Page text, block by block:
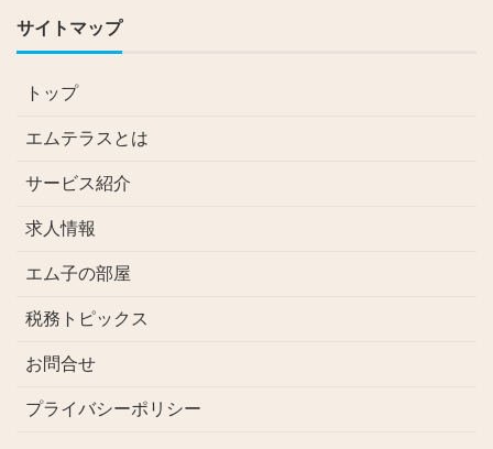
サイトマップ
トップ
エムテラスとは
サービス紹介
求人情報
エム子の部屋
税務トピックス
お問合せ
プライバシーポリシー